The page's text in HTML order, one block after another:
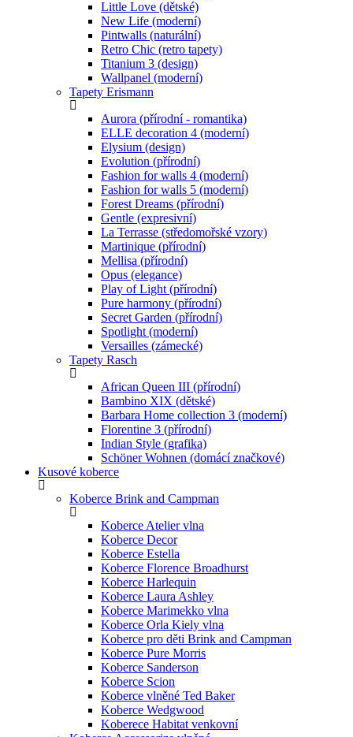
Little Love (dětské)
New Life (moderní)
Pintwalls (naturální)
Retro Chic (retro tapety)
Titanium 3 (design)
Wallpanel (moderní)
Tapety Erismann
Aurora (přírodní - romantika)
ELLE decoration 4 (moderní)
Elysium (design)
Evolution (přírodní)
Fashion for walls 4 (moderní)
Fashion for walls 5 (moderní)
Forest Dreams (přírodní)
Gentle (expresivní)
La Terrasse (středomořské vzory)
Martinique (přírodní)
Mellisa (přírodní)
Opus (elegance)
Play of Light (přírodní)
Pure harmony (přírodní)
Secret Garden (přírodní)
Spotlight (moderní)
Versailles (zámecké)
Tapety Rasch
African Queen III (přírodní)
Bambino XIX (dětské)
Barbara Home collection 3 (moderní)
Florentine 3 (přírodní)
Indian Style (grafika)
Schöner Wohnen (domácí značkové)
Kusové koberce
Koberce Brink and Campman
Koberce Atelier vlna
Koberce Decor
Koberce Estella
Koberce Florence Broadhurst
Koberce Harlequin
Koberce Laura Ashley
Koberce Marimekko vlna
Koberce Orla Kiely vlna
Koberce pro děti Brink and Campman
Koberce Pure Morris
Koberce Sanderson
Koberce Scion
Koberce vlněné Ted Baker
Koberce Wedgwood
Koberece Habitat venkovní